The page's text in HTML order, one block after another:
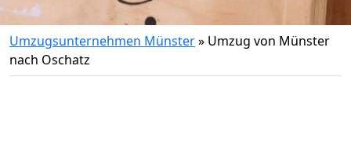
Umzugsunternehmen Münster» Umzug von Münster
nach Oschatz